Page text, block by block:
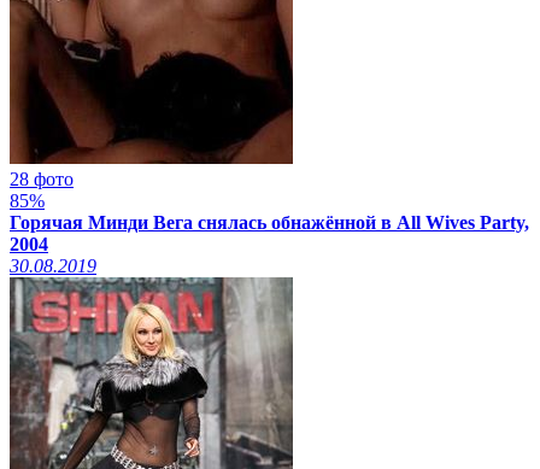
28 фото
85%
Горячая Минди Вега снялась обнажённой в All Wives Party,
2004
30.08.2019